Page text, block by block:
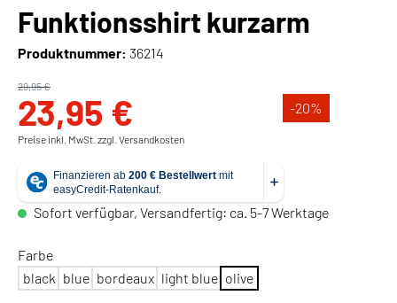
Funktionsshirt kurzarm
Produktnummer: 36214
23,95 € -20%
29,95 €
Preise inkl. MwSt. zzgl. Versandkosten
Sofort verfügbar, Versandfertig: ca. 5-7 Werktage
Farbe
black blue bordeaux light blue olive